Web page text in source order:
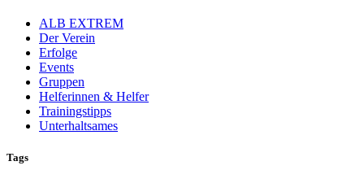
ALB EXTREM
Der Verein
Erfolge
Events
Gruppen
Helferinnen & Helfer
Trainingstipps
Unterhaltsames
Tags